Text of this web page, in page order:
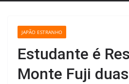
JAPÃO ESTRANHO
Estudante é
Monte Fuji